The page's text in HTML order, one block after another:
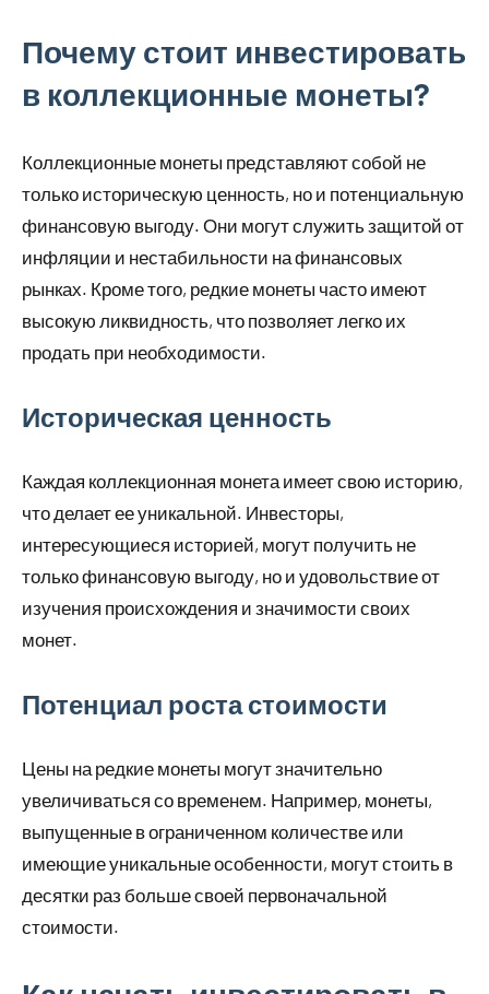
Почему стоит инвестировать
в коллекционные монеты?
Коллекционные монеты представляют собой не
только историческую ценность, но и потенциальную
финансовую выгоду. Они могут служить защитой от
инфляции и нестабильности на финансовых
рынках. Кроме того, редкие монеты часто имеют
высокую ликвидность, что позволяет легко их
продать при необходимости.
Историческая ценность
Каждая коллекционная монета имеет свою историю,
что делает ее уникальной. Инвесторы,
интересующиеся историей, могут получить не
только финансовую выгоду, но и удовольствие от
изучения происхождения и значимости своих
монет.
Потенциал роста стоимости
Цены на редкие монеты могут значительно
увеличиваться со временем. Например, монеты,
выпущенные в ограниченном количестве или
имеющие уникальные особенности, могут стоить в
десятки раз больше своей первоначальной
стоимости.